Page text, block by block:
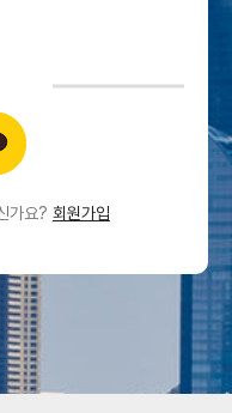
가요? 회원가입